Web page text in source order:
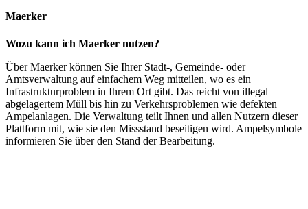
Maerker
Wozu kann ich Maerker nutzen?
Über Maerker können Sie Ihrer Stadt-, Gemeinde- oder
Amtsverwaltung auf einfachem Weg mitteilen, wo es ein
Infrastrukturproblem in Ihrem Ort gibt. Das reicht von illegal
abgelagertem Müll bis hin zu Verkehrsproblemen wie defekten
Ampelanlagen. Die Verwaltung teilt Ihnen und allen Nutzern dieser
Plattform mit, wie sie den Missstand beseitigen wird. Ampelsymbole
informieren Sie über den Stand der Bearbeitung.